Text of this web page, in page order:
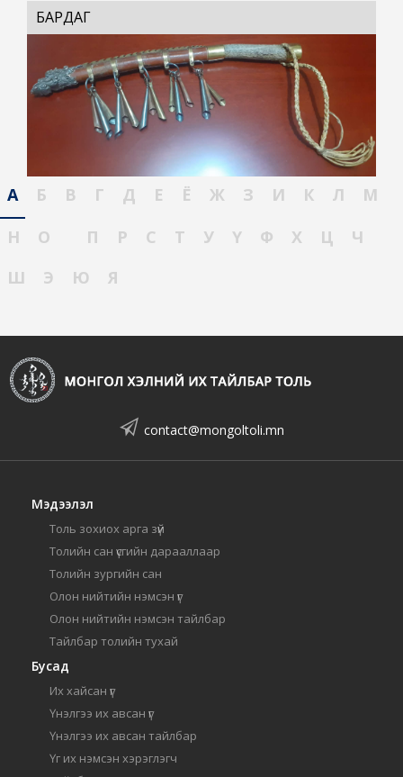
БАРДАГ
А Б В Г Д Е Ё Ж З И К Л
М
Н
О П Р С Т У Ү Ф Х Ц
Ч
Ш
Э Ю Я
contact@mongoltoli.mn
Мэдээлэл
Толь зохиох арга зүй
Толийн сан үсгийн дарааллаар
Толийн зургийн сан
Олон нийтийн нэмсэн үг
Олон нийтийн нэмсэн тайлбар
Тайлбар толийн тухай
Бусад
Их хайсан үг
Үнэлгээ их авсан үг
Үнэлгээ их авсан тайлбар
Үг их нэмсэн хэрэглэгч